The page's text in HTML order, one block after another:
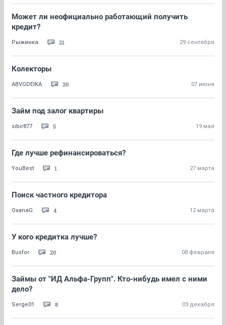
Может ли неофициально работающий получить
кредит?
Рыжинка 21 29 сентября
Колекторы
ABVGDEIKA 20 07 июня
Займ под залог квартиры
sibir877 5 19 мая
Где лучше рефинансироваться?
YouBest 1 27 марта
Поиск частного кредитора
OxanaG 4 12 марта
У кого кредитка лучше?
Busfor 20 08 февраля
Займы от "ИД Альфа-Групп". Кто-нибудь имел с ними
дело?
Serge01 8 03 декабря